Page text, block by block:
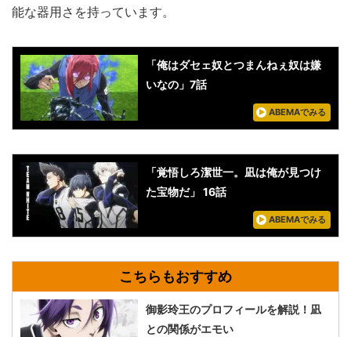
能な器用さを持っています。
「俺はダセェ奴とつまんねぇ奴は嫌
いなの」7話
ABEMAでみる
「覚悟しろ潔世一。凪は俺が見つけ
た宝物だ」 16話
ABEMAでみる
御影玲王のプロフィールを解説！凪
との関係がエモい